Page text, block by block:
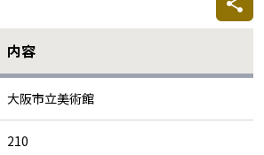
内容
大阪市立美術館
210